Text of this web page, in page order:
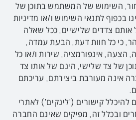
השימוש של המשתמש בתוכן של
בכפוף לתנאי השימוש ו/או מדיניות
אותם צדדים שלישיים, ככל שאלה
כי כל חוות דעת, הבעת עמדה,
הצעה, אינפורמציה, שירות ו/או כל
של צד שלישי, הינם של אותו צד
אינה מעורבת ביצירתם, עריכתם
להיכלל קישורים ('לינקים') לאתרי
ובכלל זה, מפיקים שאינם החברה